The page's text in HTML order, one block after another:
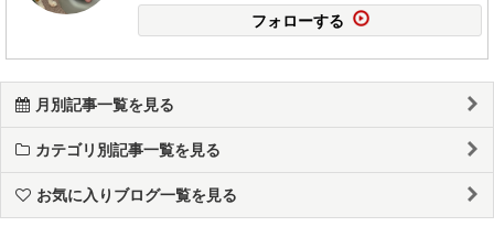
フォローする
月別記事一覧を見る
カテゴリ別記事一覧を見る
お気に入りブログ一覧を見る